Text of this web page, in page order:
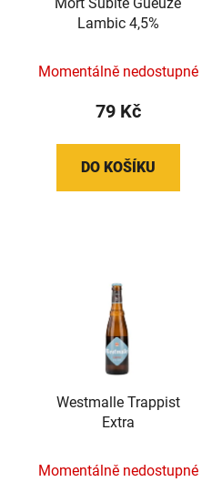
Mort Subite Gueuze
Lambic 4,5%
Momentálně nedostupné
79 Kč
DO KOŠÍKU
Westmalle Trappist
Extra
Momentálně nedostupné